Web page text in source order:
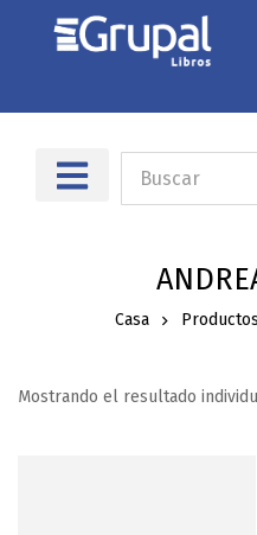
Casa Productos
Mostrando el resultado